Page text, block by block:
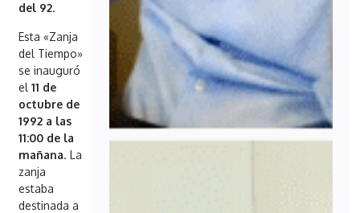
del 92.
Esta «Zanja
del Tiempo»
se inauguró
el 11 de
octubre de
1992 a las
11:00 de la
mañana. La
zanja
estaba
destinada a